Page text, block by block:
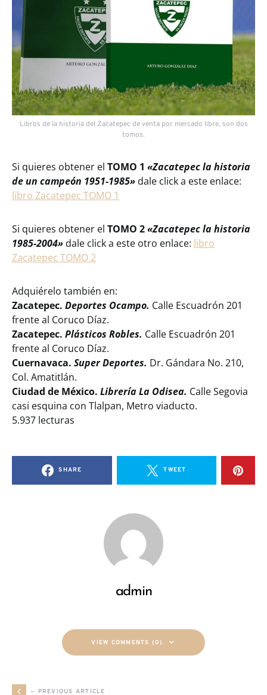
Libros de la historia del Zacatepec de venta por mercado libre, son dos
tomos.
Si quieres obtener el TOMO 1 «Zacatepec la historia
de un campeón 1951-1985» dale click a este enlace:
libro Zacatepec TOMO 1
Si quieres obtener el TOMO 2«Zacatepec la historia
1985-2004» dale click a este otro enlace: libro
Zacatepec TOMO 2
Adquiérelo también en:
Zacatepec. Deportes Ocampo. Calle Escuadrón 201
frente al Coruco Díaz.
Zacatepec. Plásticos Robles. Calle Escuadrón 201
frente al Coruco Díaz.
Cuernavaca. Super Deportes. Dr. Gándara No. 210,
Col. Amatitlán.
Ciudad de México. Librería La Odisea. Calle Segovia
casi esquina con Tlalpan, Metro viaducto.
5.937 lecturas
SHARE TWEET
admin
VIEW COMMENTS (0)
— PREVIOUS ARTICLE